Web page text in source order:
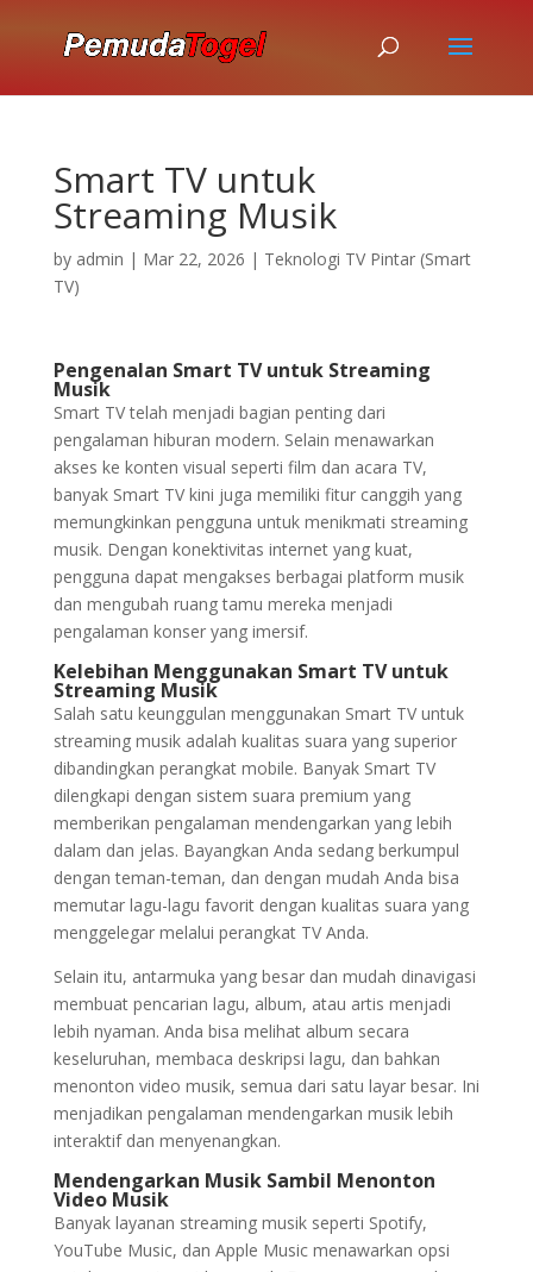
Smart TV untuk
Streaming Musik
by admin | Mar 22, 2026 | Teknologi TV Pintar (Smart
TV)
Pengenalan Smart TV untuk Streaming
Musik
Smart TV telah menjadi bagian penting dari
pengalaman hiburan modern. Selain menawarkan
akses ke konten visual seperti film dan acara TV,
banyak Smart TV kini juga memiliki fitur canggih yang
memungkinkan pengguna untuk menikmati streaming
musik. Dengan konektivitas internet yang kuat,
pengguna dapat mengakses berbagai platform musik
dan mengubah ruang tamu mereka menjadi
pengalaman konser yang imersif.
Kelebihan Menggunakan Smart TV untuk
Streaming Musik
Salah satu keunggulan menggunakan Smart TV untuk
streaming musik adalah kualitas suara yang superior
dibandingkan perangkat mobile. Banyak Smart TV
dilengkapi dengan sistem suara premium yang
memberikan pengalaman mendengarkan yang lebih
dalam dan jelas. Bayangkan Anda sedang berkumpul
dengan teman-teman, dan dengan mudah Anda bisa
memutar lagu-lagu favorit dengan kualitas suara yang
menggelegar melalui perangkat TV Anda.
Selain itu, antarmuka yang besar dan mudah dinavigasi
membuat pencarian lagu, album, atau artis menjadi
lebih nyaman. Anda bisa melihat album secara
keseluruhan, membaca deskripsi lagu, dan bahkan
menonton video musik, semua dari satu layar besar. Ini
menjadikan pengalaman mendengarkan musik lebih
interaktif dan menyenangkan.
Mendengarkan Musik Sambil Menonton
Video Musik
Banyak layanan streaming musik seperti Spotify,
YouTube Music, dan Apple Music menawarkan opsi